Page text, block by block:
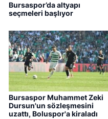
Bursaspor’da altyapı
seçmeleri başlıyor
Bursaspor Muhammet Zeki
Dursun'un sözleşmesini
uzattı, Boluspor'a kiraladı